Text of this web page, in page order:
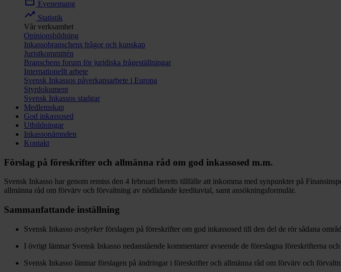
Evenemang
trending_up Statistik
Vår verksamhet
Opinionsbildning
Inkassobranschens frågor och kunskap
Juristkommittén
Branschens forum för juridiska frågeställningar
Internationellt arbete
Svensk Inkassos påverkansarbete i Europa
Styrdokument
Svensk Inkassos stadgar
Medlemskap
God inkassosed
Utbildningar
Inkassonämnden
Kontakt
Förslag på föreskrifter och allmänna råd om god inkassosed m.m.
Svensk Inkasso har genom remiss den 4 februari beretts tillfälle att inkomma med synpunkter på
allmänna råd om förvärv och förvaltning av nödlidande kreditavtal, samt ansökningsformulär.
Sammanfattande inställning
Svensk Inkasso avstyrker förslagen på föreskrifter om god inkassosed till den del de rör sådana
I övrigt lämnar Svensk Inkasso nedanstående kommentarer avseende de föreslagna föreskrifterna
Svensk Inkasso lämnar förslagen på ändringar i föreskrifter och allmänna råd om förvärv och